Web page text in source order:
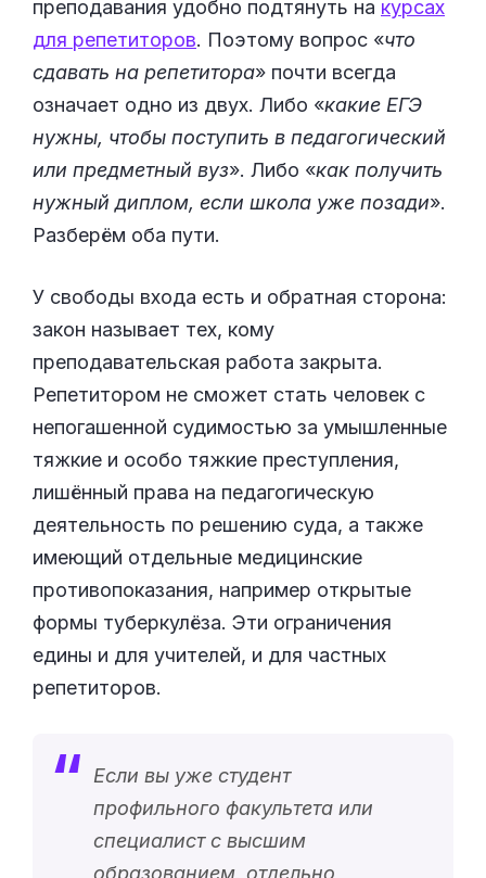
преподавания удобно подтянуть на курсах
для репетиторов. Поэтому вопрос «что
сдавать на репетитора» почти всегда
означает одно из двух. Либо «какие ЕГЭ
нужны, чтобы поступить в педагогический
или предметный вуз». Либо «как получить
нужный диплом, если школа уже позади».
Разберём оба пути.
У свободы входа есть и обратная сторона:
закон называет тех, кому
преподавательская работа закрыта.
Репетитором не сможет стать человек с
непогашенной судимостью за умышленные
тяжкие и особо тяжкие преступления,
лишённый права на педагогическую
деятельность по решению суда, а также
имеющий отдельные медицинские
противопоказания, например открытые
формы туберкулёза. Эти ограничения
едины и для учителей, и для частных
репетиторов.
Если вы уже студент
профильного факультета или
специалист с высшим
образованием, отдельно